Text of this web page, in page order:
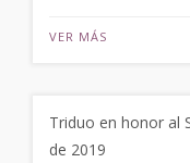
VER MÁS
Triduo en honor al
de 2019